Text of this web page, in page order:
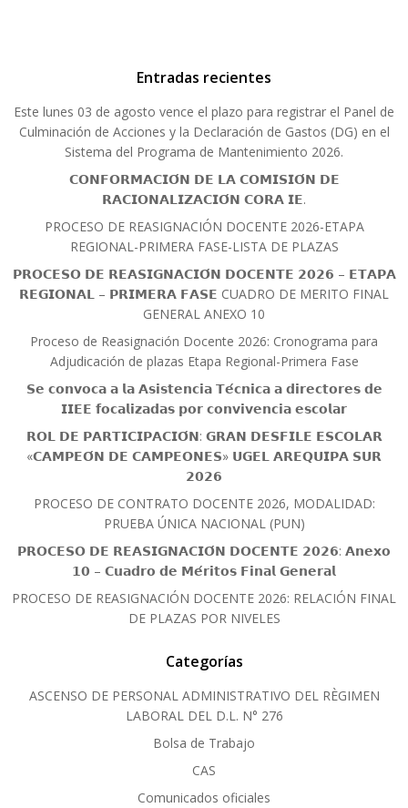
Entradas recientes
Este lunes 03 de agosto vence el plazo para registrar el Panel de
Culminación de Acciones y la Declaración de Gastos (DG) en el
Sistema del Programa de Mantenimiento 2026.
𝗖𝗢𝗡𝗙𝗢𝗥𝗠𝗔𝗖𝗜𝗢́𝗡 𝗗𝗘 𝗟𝗔 𝗖𝗢𝗠𝗜𝗦𝗜𝗢́𝗡 𝗗𝗘
𝗥𝗔𝗖𝗜𝗢𝗡𝗔𝗟𝗜𝗭𝗔𝗖𝗜𝗢́𝗡 𝗖𝗢𝗥𝗔 𝗜𝗘.
PROCESO DE REASIGNACIÓN DOCENTE 2026-ETAPA
REGIONAL-PRIMERA FASE-LISTA DE PLAZAS
𝗣𝗥𝗢𝗖𝗘𝗦𝗢 𝗗𝗘 𝗥𝗘𝗔𝗦𝗜𝗚𝗡𝗔𝗖𝗜𝗢́𝗡 𝗗𝗢𝗖𝗘𝗡𝗧𝗘 𝟮𝟬𝟮𝟲 – 𝗘𝗧𝗔𝗣𝗔
𝗥𝗘𝗚𝗜𝗢𝗡𝗔𝗟 – 𝗣𝗥𝗜𝗠𝗘𝗥𝗔 𝗙𝗔𝗦𝗘 CUADRO DE MERITO FINAL
GENERAL ANEXO 10
Proceso de Reasignación Docente 2026: Cronograma para
Adjudicación de plazas Etapa Regional-Primera Fase
𝗦𝗲 𝗰𝗼𝗻𝘃𝗼𝗰𝗮 𝗮 𝗹𝗮 𝗔𝘀𝗶𝘀𝘁𝗲𝗻𝗰𝗶𝗮 𝗧𝗲́𝗰𝗻𝗶𝗰𝗮 𝗮 𝗱𝗶𝗿𝗲𝗰𝘁𝗼𝗿𝗲𝘀 𝗱𝗲
𝗜𝗜𝗘𝗘 𝗳𝗼𝗰𝗮𝗹𝗶𝘇𝗮𝗱𝗮𝘀 𝗽𝗼𝗿 𝗰𝗼𝗻𝘃𝗶𝘃𝗲𝗻𝗰𝗶𝗮 𝗲𝘀𝗰𝗼𝗹𝗮𝗿
𝗥𝗢𝗟 𝗗𝗘 𝗣𝗔𝗥𝗧𝗜𝗖𝗜𝗣𝗔𝗖𝗜𝗢́𝗡: 𝗚𝗥𝗔𝗡 𝗗𝗘𝗦𝗙𝗜𝗟𝗘 𝗘𝗦𝗖𝗢𝗟𝗔𝗥
«𝗖𝗔𝗠𝗣𝗘𝗢́𝗡 𝗗𝗘 𝗖𝗔𝗠𝗣𝗘𝗢𝗡𝗘𝗦» 𝗨𝗚𝗘𝗟 𝗔𝗥𝗘𝗤𝗨𝗜𝗣𝗔 𝗦𝗨𝗥
𝟮𝟬𝟮𝟲
PROCESO DE CONTRATO DOCENTE 2026, MODALIDAD:
PRUEBA ÚNICA NACIONAL (PUN)
𝗣𝗥𝗢𝗖𝗘𝗦𝗢 𝗗𝗘 𝗥𝗘𝗔𝗦𝗜𝗚𝗡𝗔𝗖𝗜𝗢́𝗡 𝗗𝗢𝗖𝗘𝗡𝗧𝗘 𝟮𝟬𝟮𝟲: 𝗔𝗻𝗲𝘅𝗼
𝟭𝟬 – 𝗖𝘂𝗮𝗱𝗿𝗼 𝗱𝗲 𝗠𝗲́𝗿𝗶𝘁𝗼𝘀 𝗙𝗶𝗻𝗮𝗹 𝗚𝗲𝗻𝗲𝗿𝗮𝗹
PROCESO DE REASIGNACIÓN DOCENTE 2026: RELACIÓN FINAL
DE PLAZAS POR NIVELES
Categorías
ASCENSO DE PERSONAL ADMINISTRATIVO DEL RÈGIMEN
LABORAL DEL D.L. N° 276
Bolsa de Trabajo
CAS
Comunicados oficiales